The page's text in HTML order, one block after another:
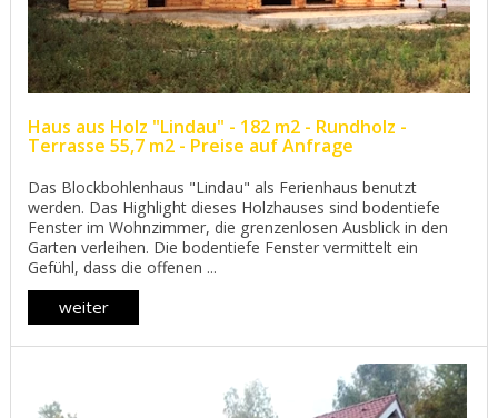
Haus aus Holz "Lindau" - 182 m2 - Rundholz -
Terrasse 55,7 m2 - Preise auf Anfrage
Das Blockbohlenhaus "Lindau" als Ferienhaus benutzt
werden. Das Highlight dieses Holzhauses sind bodentiefe
Fenster im Wohnzimmer, die grenzenlosen Ausblick in den
Garten verleihen. Die bodentiefe Fenster vermittelt ein
Gefühl, dass die offenen ...
weiter